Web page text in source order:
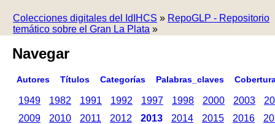
Colecciones digitales del IdIHCS » RepoGLP - Repositorio
temático sobre el Gran La Plata »
Navegar
Autores Títulos Categorías Palabras_claves
1949 1982 1991 1992 1997 1998 2000 2003
2009
2010 2011 2012 2013 2014 2015 2016